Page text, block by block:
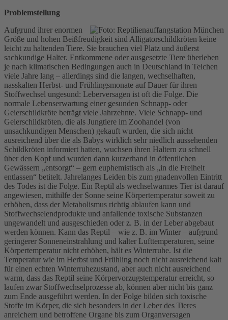
Problemstellung
Aufgrund ihrer enormen
Größe und hohen Beißfreudigkeit sind Alligatorschildkröten keine
leicht zu haltenden Tiere. Sie brauchen viel Platz und äußerst
sachkundige Halter. Entkommene oder ausgesetzte Tiere überleben
je nach klimatischen Bedingungen auch in Deutschland in Teichen
viele Jahre lang – allerdings sind die langen, wechselhaften,
nasskalten Herbst- und Frühlingsmonate auf Dauer für ihren
Stoffwechsel ungesund: Leberversagen ist oft die Folge. Die
normale Lebenserwartung einer gesunden Schnapp- oder
Geierschildkröte beträgt viele Jahrzehnte. Viele Schnapp- und
Geierschildkröten, die als Jungtiere im Zoohandel (von
unsachkundigen Menschen) gekauft wurden, die sich nicht
ausreichend über die als Babys wirklich sehr niedlich aussehenden
Schildkröten informiert hatten, wuchsen ihren Haltern zu schnell
über den Kopf und wurden dann kurzerhand in öffentlichen
Gewässern „entsorgt“ – gern euphemistisch als „in die Freiheit
entlassen“ betitelt. Jahrelanges Leiden bis zum gnadenvollen Eintritt
des Todes ist die Folge. Ein Reptil als wechselwarmes Tier ist darauf
angewiesen, mithilfe der Sonne seine Körpertemperatur soweit zu
erhöhen, dass der Metabolismus richtig ablaufen kann und
Stoffwechselendprodukte und anfallende toxische Substanzen
ungewandelt und ausgeschieden oder z. B. in der Leber abgebaut
werden können. Kann das Reptil – wie z. B. im Winter – aufgrund
geringerer Sonneneinstrahlung und kalter Lufttemperaturen, seine
Körpertemperatur nicht erhöhen, hält es Winterruhe. Ist die
Temperatur wie im Herbst und Frühling noch nicht ausreichend kalt
für einen echten Winterruhezustand, aber auch nicht ausreichend
warm, dass das Reptil seine Körpervorzugstemperatur erreicht, so
laufen zwar Stoffwechselprozesse ab, können aber nicht bis ganz
zum Ende ausgeführt werden. In der Folge bilden sich toxische
Stoffe im Körper, die sich besonders in der Leber des Tieres
anreichern und betroffene Organe bis zum Organversagen